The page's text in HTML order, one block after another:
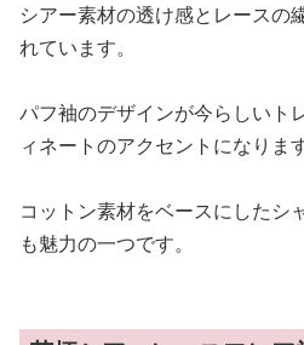
シアー素材の透け感とレースの
れています。
パフ袖のデザインが今らしいト
ィネートのアクセントになります
コットン素材をベースにしたシ
も魅力の一つです。